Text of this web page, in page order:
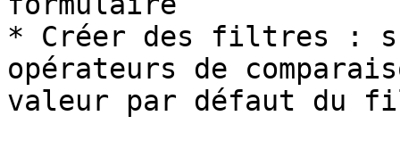
* Créer des filtres :
opérateurs de